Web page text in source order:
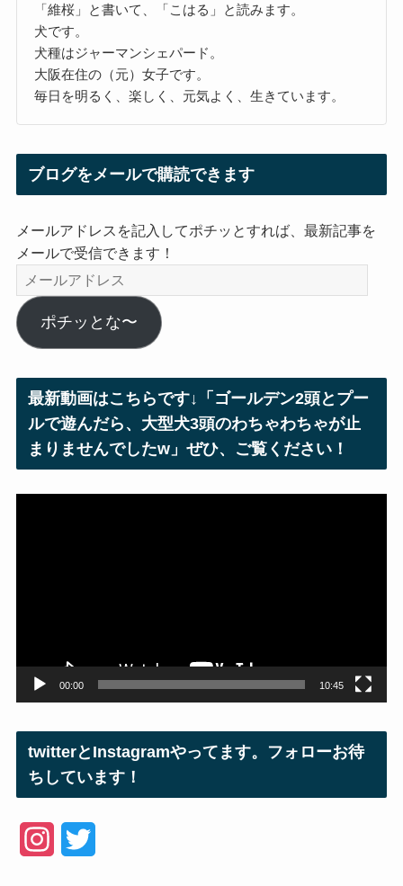
「維桜」と書いて、「こはる」と読みます。
犬です。
犬種はジャーマンシェパード。
大阪在住の（元）女子です。
毎日を明るく、楽しく、元気よく、生きています。
ブログをメールで購読できます
メールアドレスを記入してポチッとすれば、最新記事を
メールで受信できます！
メ
ー
ル
ア
ス
ポチッとな〜
最新動画はこちらです↓「ゴールデン2頭とプー
ルで遊んだら、大型犬3頭のわちゃわちゃが止
まりませんでしたw」ぜひ、ご覧ください！
00:00 10:45
twitterとInstagramやってます。フォローお待
ちしています！